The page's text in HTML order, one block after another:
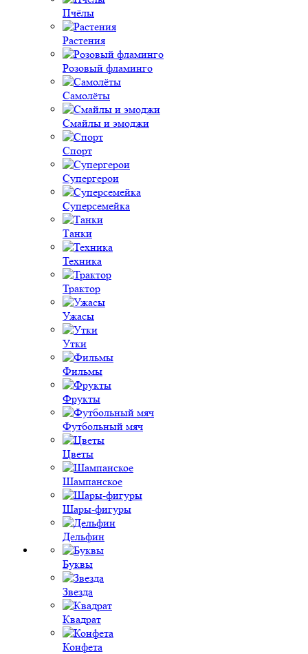
Пчёлы
Растения
Розовый фламинго
Самолёты
Смайлы и эмоджи
Спорт
Супергерои
Суперсемейка
Танки
Техника
Трактор
Ужасы
Утки
Фильмы
Фрукты
Футбольный мяч
Цветы
Шампанское
Шары-фигуры
Дельфин
Буквы
Звезда
Квадрат
Конфета